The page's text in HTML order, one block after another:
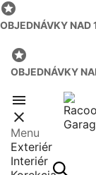

OBJEDNÁVKY NAD

OBJEDNÁVKY


Menu
Exteriér
Interiér